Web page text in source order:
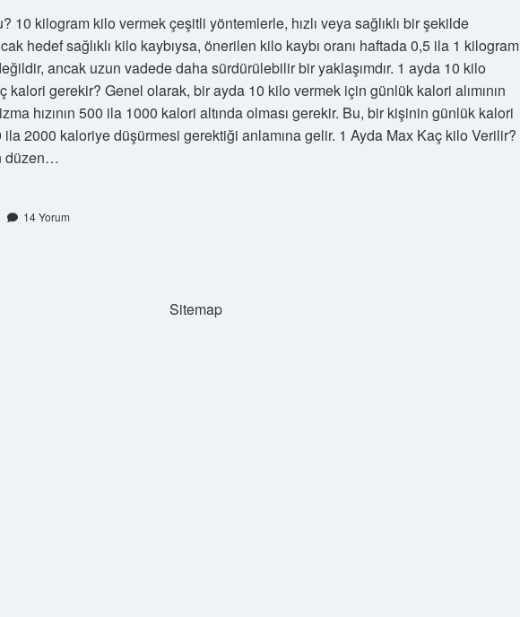
10 kilogram kilo vermek çeşitli yöntemlerle, hızlı veya sağlıklı bir şekilde
hedef sağlıklı kilo kaybıysa, önerilen kilo kaybı oranı haftada 0,5 ila 1 kilogram
ancak uzun vadede daha sürdürülebilir bir yaklaşımdır. 1 ayda 10 kilo
kalori gerekir? Genel olarak, bir ayda 10 kilo vermek için günlük kalori alımının
hızının 500 ila 1000 kalori altında olması gerekir. Bu, bir kişinin günlük kalori
ila 2000 kaloriye düşürmesi gerektiği anlamına gelir. 1 Ayda Max Kaç kilo Verilir?
düzen…
14 Yorum
Sitemap